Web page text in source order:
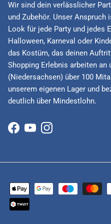
Wir sind dein verlässlicher
und Zubehör. Unser
Look für jede Party und jedes
Halloween, Karneval oder
das Kostüm, das deinen
Shopping Erlebnis arbeiten
(Niedersachsen) über 100
unserem eigenen Lager und
deutlich über Mindestlohn.
Facebook
YouTubeInstagram